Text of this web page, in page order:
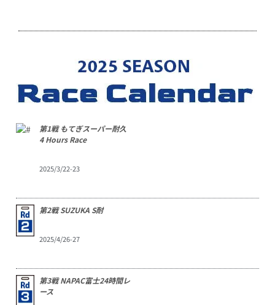
第1戦 もてぎスーパー耐久
4 Hours Race
2025/3/22-23
第2戦 SUZUKA S耐
2025/4/26-27
第3戦 NAPAC富士24時間レ
ース